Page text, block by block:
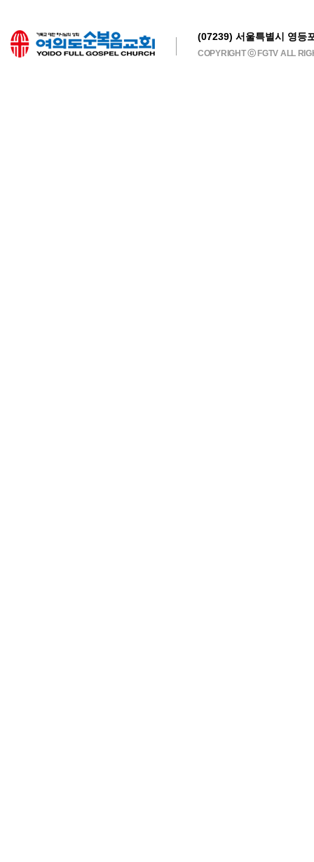
(07239) 서울특별시 영등
COPYRIGHT ⓒ FGTV ALL